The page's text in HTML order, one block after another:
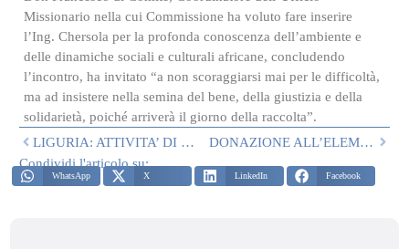
Missionario nella cui Commissione ha voluto fare inserire
l’Ing. Chersola per la profonda conoscenza dell’ambiente e
delle dinamiche sociali e culturali africane, concludendo
l’incontro, ha invitato “a non scoraggiarsi mai per le difficoltà,
ma ad insistere nella semina del bene, della giustizia e della
solidarietà, poiché arriverà il giorno della raccolta”.
LIGURIA: ATTIVITA’ DI LUGLIO
DONAZIONE ALL’ELEMOSINERIA VATICANA DEL 26 OTTOBRE
Condividi l'articolo su:
WhatsApp X LinkedIn Facebook